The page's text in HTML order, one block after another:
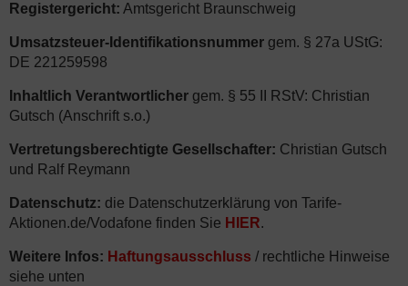
Registergericht: Amtsgericht Braunschweig
Umsatzsteuer-Identifikationsnummer gem. § 27a UStG:
DE 221259598
Inhaltlich Verantwortlicher gem. § 55 II RStV: Christian
Gutsch (Anschrift s.o.)
Vertretungsberechtigte Gesellschafter: Christian Gutsch
und Ralf Reymann
Datenschutz: die Datenschutzerklärung von Tarife-
Aktionen.de/Vodafone finden Sie HIER.
Weitere Infos: Haftungsausschluss / rechtliche Hinweise
siehe unten